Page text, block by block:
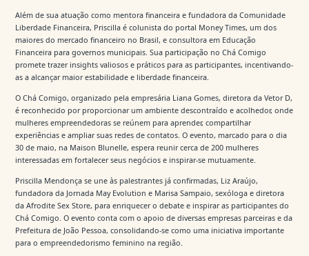
Além de sua atuação como mentora financeira e fundadora da Comunidade
Liberdade Financeira, Priscilla é colunista do portal Money Times, um dos
maiores do mercado financeiro no Brasil, e consultora em Educação
Financeira para governos municipais. Sua participação no Chá Comigo
promete trazer insights valiosos e práticos para as participantes, incentivando-
as a alcançar maior estabilidade e liberdade financeira.
O Chá Comigo, organizado pela empresária Liana Gomes, diretora da Vetor D,
é reconhecido por proporcionar um ambiente descontraído e acolhedor, onde
mulheres empreendedoras se reúnem para aprender, compartilhar
experiências e ampliar suas redes de contatos. O evento, marcado para o dia
30 de maio, na Maison Blunelle, espera reunir cerca de 200 mulheres
interessadas em fortalecer seus negócios e inspirar-se mutuamente.
Priscilla Mendonça se une às palestrantes já confirmadas, Liz Araújo,
fundadora da Jornada May Evolution e Marisa Sampaio, sexóloga e diretora
da Afrodite Sex Store, para enriquecer o debate e inspirar as participantes do
Chá Comigo. O evento conta com o apoio de diversas empresas parceiras e da
Prefeitura de João Pessoa, consolidando-se como uma iniciativa importante
para o empreendedorismo feminino na região.